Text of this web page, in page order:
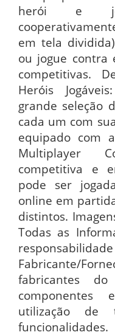
herói e
em tela
ou jogue contra
competitivas.
Heróis
grande seleção
cada um com
equipado com
Multiplayer
competitiva e
pode ser
online em
distintos.
Todas as
Fabricante/
fabricantes
componentes
utilização de
funcionalidades.